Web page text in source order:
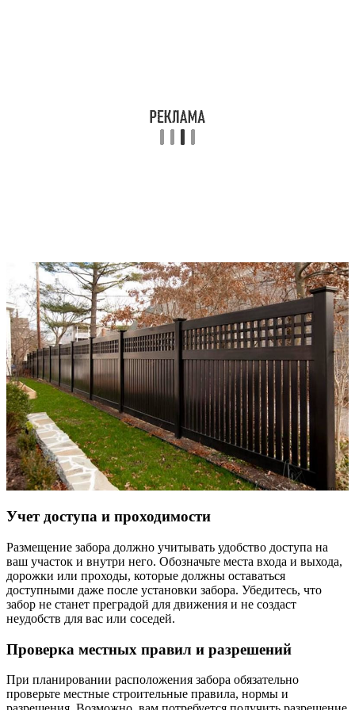
Учет доступа и проходимости
Размещение забора должно учитывать удобство доступа на
ваш участок и внутри него. Обозначьте места входа и выхода,
дорожки или проходы, которые должны оставаться
доступными даже после установки забора. Убедитесь, что
забор не станет преградой для движения и не создаст
неудобств для вас или соседей.
Проверка местных правил и разрешений
При планировании расположения забора обязательно
проверьте местные строительные правила, нормы и